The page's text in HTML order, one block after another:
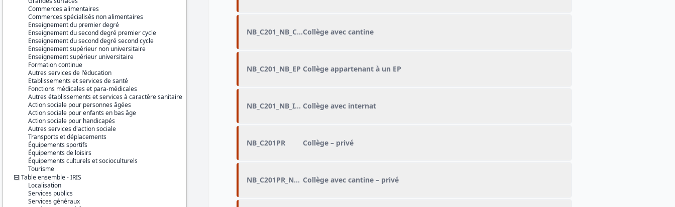
Commerces alimentaires
Commerces spécialisés non alimentaires
Enseignement du premier degré
Enseignement du second degré premier cycle
Enseignement du second degré second cycle
Enseignement supérieur non universitaire
Enseignement supérieur universitaire
Formation continue
Autres services de l'éducation
Etablissements et services de santé
Fonctions médicales et para-médicales
Autres établissements et services à caractère sanitaire
Action sociale pour personnes âgées
Action sociale pour enfants en bas âge
Action sociale pour handicapés
Autres services d'action sociale
Transports et déplacements
Équipements sportifs
Équipements de loisirs
Équipements culturels et socioculturels
Tourisme
Table ensemble - IRIS
Localisation
Services publics
Services généraux
Mayotte
Producteur :
INSEE
Diffuseur :
Progedo-Adisp
NB_C201_NB_CANTCollège avec cantine
NB_C201_NB_EP Collège appartenant à un EP
NB_C201_NB_INTCollège avec internat
NB_C201PR Collège – privé
NB_C201PR_NB_CANTCollège avec cantine – privé